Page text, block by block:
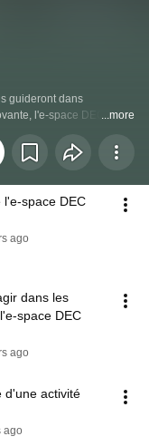
guideront dans
l'e-space DEC et de
les outils et les
pour rendre
...more
l'e-space DEC
ago
dans les
space DEC
ago
d'une activité
ago